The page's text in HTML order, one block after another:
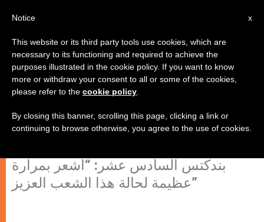
البابا يضم صوته إلى البطريرك صفير
في التنديد بأعمال العنف بين الإخوة
في لبنان
بندكتس السادس عشر: “أشعر بمرارة
عظيمة لحالة هذا الشعب العزيز”
x
Notice
This website or its third party tools use cookies, which are
necessary to its functioning and required to achieve the
purposes illustrated in the cookie policy. If you want to know
more or withdraw your consent to all or some of the cookies,
please refer to the cookie policy
By closing this banner, scrolling this page, clicking a link or
continuing to browse otherwise, you agree to the use of cookies.